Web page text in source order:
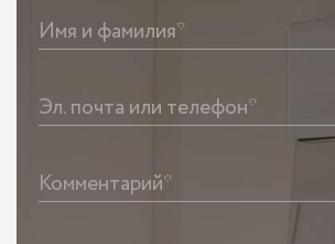
Имя и фамилия*
Эл. почта или телефон*
Комментарий*